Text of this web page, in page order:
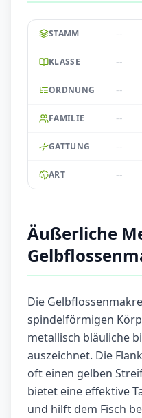
STAMM --
KLASSE --
ORDNUNG --
FAMILIE --
GATTUNG --
ART --
Äußerliche
Die
spindelförmigen
metallisch bläuliche
auszeichnet. Die
oft einen gelben
bietet eine effektive
und hilft dem Fisch